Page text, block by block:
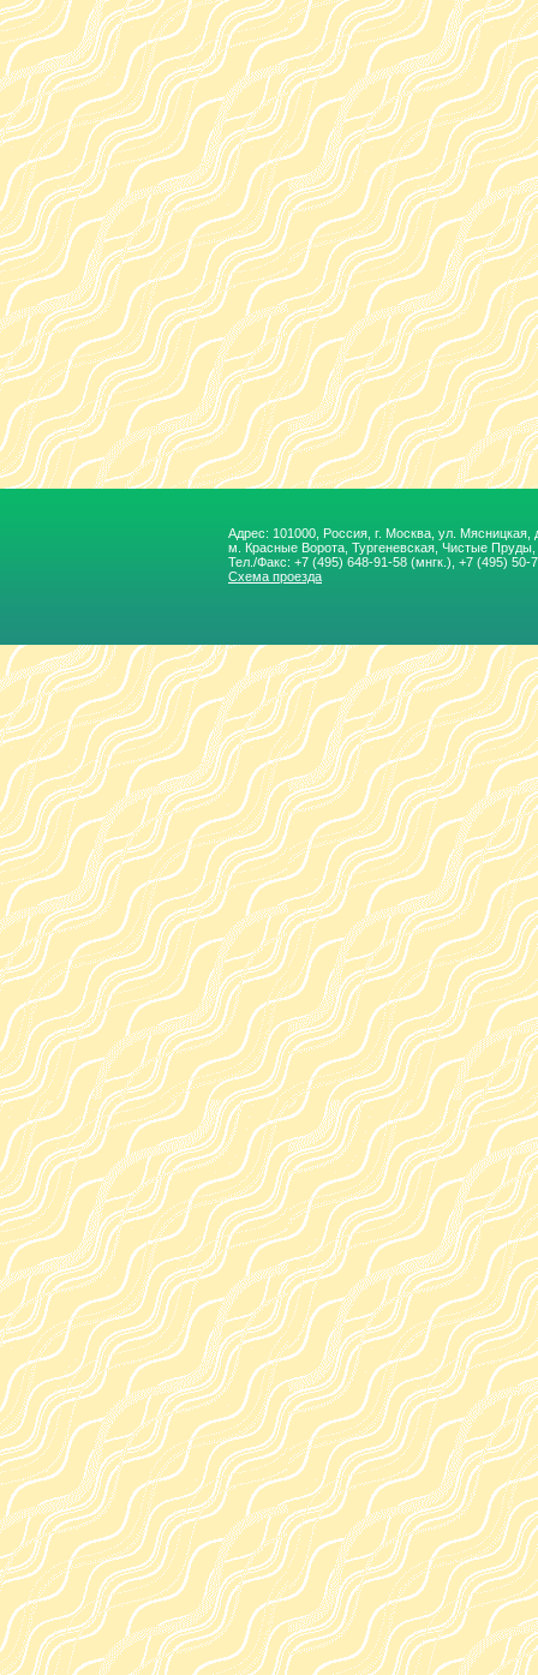
Адрес: 101000, Россия, г. Москва, ул. Мясницкая,
м. Красные Ворота, Тургеневская, Чиcтые
Тел./Факс: +7 (495) 648-91-58 (мнгк.), +7 (495) 50-
Схема проезда